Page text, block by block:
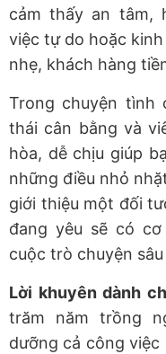
cảm thấy an tâm,
việc tự do hoặc
nhẹ, khách hàng
Trong chuyện tình
thái cân bằng và
hòa, dễ chịu giúp
những điều nhỏ
giới thiệu một đối
đang yêu sẽ có
cuộc trò chuyện sâu
Lời khuyên dành
trăm năm trồng
dưỡng cả công việc